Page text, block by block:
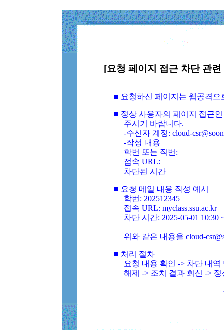
[요청 페이지 접근 차단 관
■ 요청하신 페이지는 웹공격
■ 정상 사용자의 페이지 접근
주시기 바랍니다.
-수신자 계정: cloud-
-작성 내용
학번 또는 직번:
접속 URL:
차단된 시간
■ 요청 메일 내용 작성 예시
학번: 202512345
접속 URL: myclass.ssu.ac.kr
차단 시간: 2025-05-01 10:30
위와 같은 내용을 cloud-
■ 처리 절차
요청 내용 확인 -> 차단 내
해제 -> 조치 결과 회신 ->